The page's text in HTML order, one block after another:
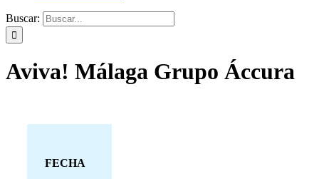
Buscar:
Aviva! Málaga Grupo Áccura
FECHA